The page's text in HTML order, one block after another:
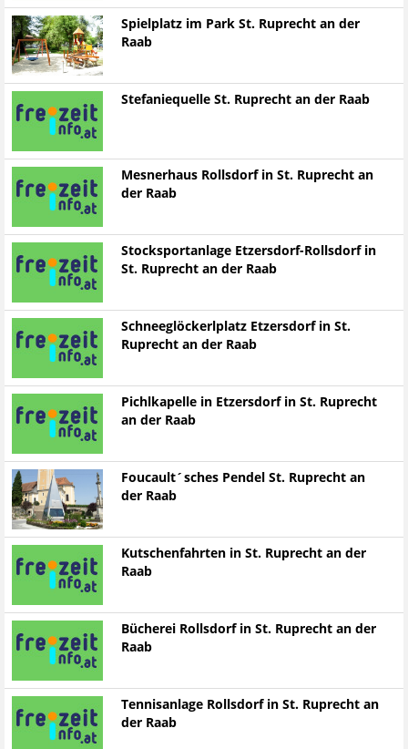
Spielplatz im Park St. Ruprecht an der
Raab
Stefaniequelle St. Ruprecht an der Raab
Mesnerhaus Rollsdorf in St. Ruprecht an
der Raab
Stocksportanlage Etzersdorf-Rollsdorf in
St. Ruprecht an der Raab
Schneeglöckerlplatz Etzersdorf in St.
Ruprecht an der Raab
Pichlkapelle in Etzersdorf in St. Ruprecht
an der Raab
Foucault´sches Pendel St. Ruprecht an
der Raab
Kutschenfahrten in St. Ruprecht an der
Raab
Bücherei Rollsdorf in St. Ruprecht an der
Raab
Tennisanlage Rollsdorf in St. Ruprecht an
der Raab